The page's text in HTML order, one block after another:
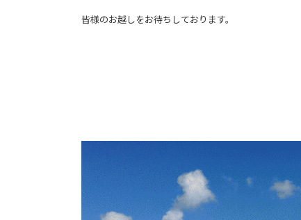
皆様のお越しをお待ちしております。